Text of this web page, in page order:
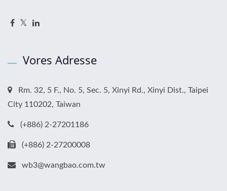
Vores Adresse
Rm. 32, 5 F., No. 5, Sec. 5, Xinyi Rd., Xinyi Dist., Taipei
City 110202, Taiwan
(+886) 2-27201186
(+886) 2-27200008
wb3@wangbao.com.tw